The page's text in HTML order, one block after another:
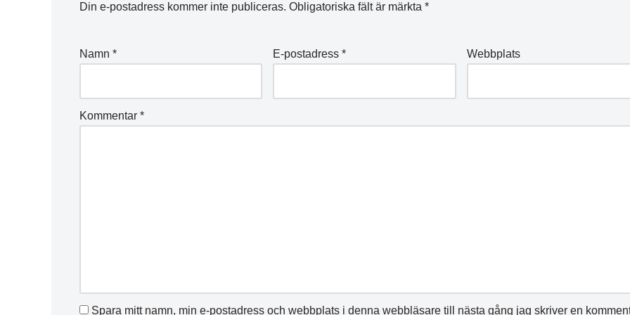
Din e-postadress kommer inte publiceras. Obligatoriska fält är märkta *
Namn * E-postadress* Webbplats
Kommentar *
Spara mitt namn, min e-postadress och webbplats i denna webbläsare till nästa gång jag skriver en